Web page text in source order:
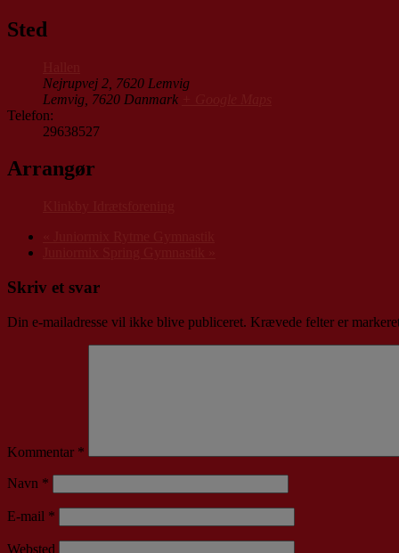
Sted
Nejrupvej 2, 7620 Lemvig
Lemvig 7620 Danmark
Telefon:
29638527
Arrangør
Skriv et svar
Din e-mailadresse vil ikke blive publiceret. Krævede felter er
Kommentar *
Navn *
E-mail *
Websted